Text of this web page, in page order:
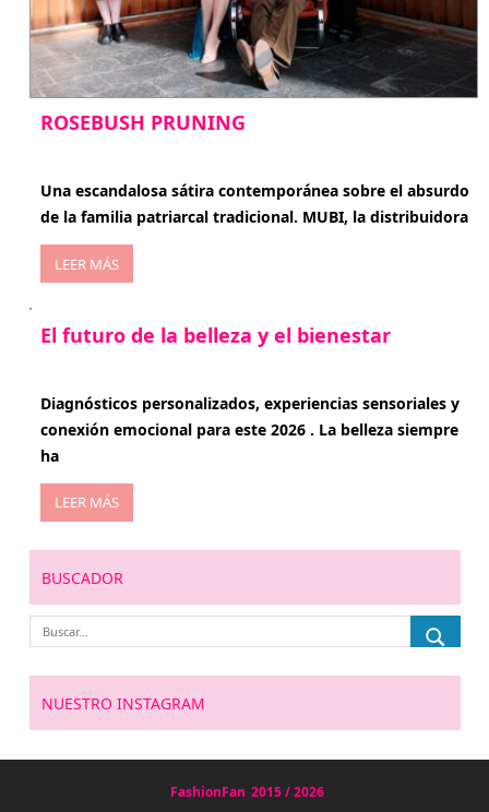
ROSEBUSH PRUNING
Una escandalosa sátira contemporánea sobre el absurdo
de la familia patriarcal tradicional. MUBI, la distribuidora
LEER MÁS
El futuro de la belleza y el bienestar
Diagnósticos personalizados, experiencias sensoriales y
conexión emocional para este 2026 . La belleza siempre
ha
LEER MÁS
BUSCADOR
NUESTRO INSTAGRAM
FashionFan 2015 / 2026